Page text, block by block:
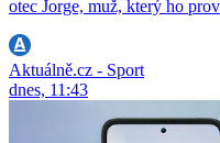
otec Jorge, muž, který ho
Aktuálně.cz - Sport
dnes, 11:43